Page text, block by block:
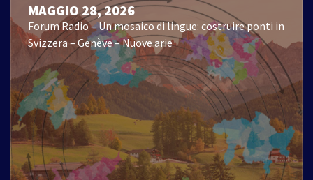
MAGGIO 28, 2026
Forum Radio – Un mosaico di lingue: costruire ponti in
Svizzera – Genève – Nuove arie